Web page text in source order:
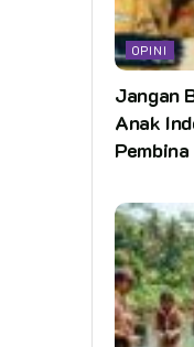
OPINI
Jangan
Anak